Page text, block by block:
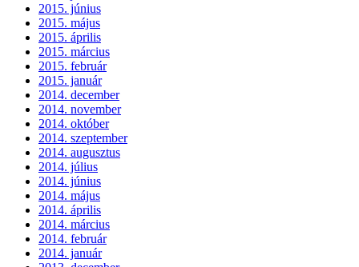
2015. június
2015. május
2015. április
2015. március
2015. február
2015. január
2014. december
2014. november
2014. október
2014. szeptember
2014. augusztus
2014. július
2014. június
2014. május
2014. április
2014. március
2014. február
2014. január